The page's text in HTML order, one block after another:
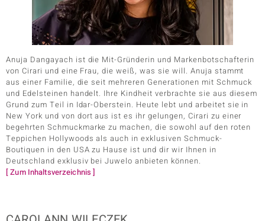
Anuja Dangayach ist die Mit-Gründerin und Markenbotschafterin
von Cirari und eine Frau, die weiß, was sie will. Anuja stammt
aus einer Familie, die seit mehreren Generationen mit Schmuck
und Edelsteinen handelt. Ihre Kindheit verbrachte sie aus diesem
Grund zum Teil in Idar-Oberstein. Heute lebt und arbeitet sie in
New York und von dort aus ist es ihr gelungen, Cirari zu einer
begehrten Schmuckmarke zu machen, die sowohl auf den roten
Teppichen Hollywoods als auch in exklusiven Schmuck-
Boutiquen in den USA zu Hause ist und dir wir Ihnen in
Deutschland exklusiv bei Juwelo anbieten können.
[ Zum Inhaltsverzeichnis ]